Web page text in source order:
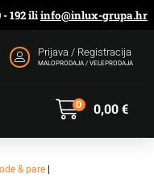
192 iliinfo@inlux-grupa.hr
Prijava / Registracija
MALOPRODAJA / VELEPRODAJA
0,00€
0
& pare |